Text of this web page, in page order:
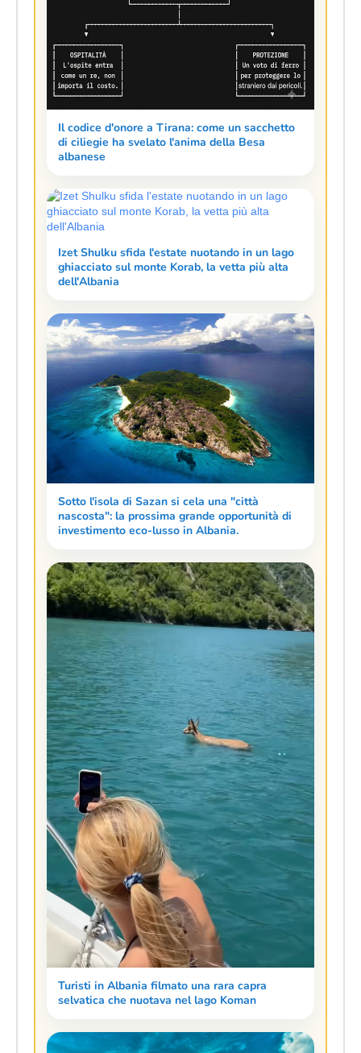
Il codice d'onore a Tirana: come un sacchetto
di ciliegie ha svelato l'anima della Besa
albanese
Izet Shulku sfida l'estate nuotando in un lago
ghiacciato sul monte Korab, la vetta più alta
dell'Albania
Sotto l'isola di Sazan si cela una "città
nascosta": la prossima grande opportunità di
investimento eco-lusso in Albania.
Turisti in Albania filmato una rara capra
selvatica che nuotava nel lago Koman